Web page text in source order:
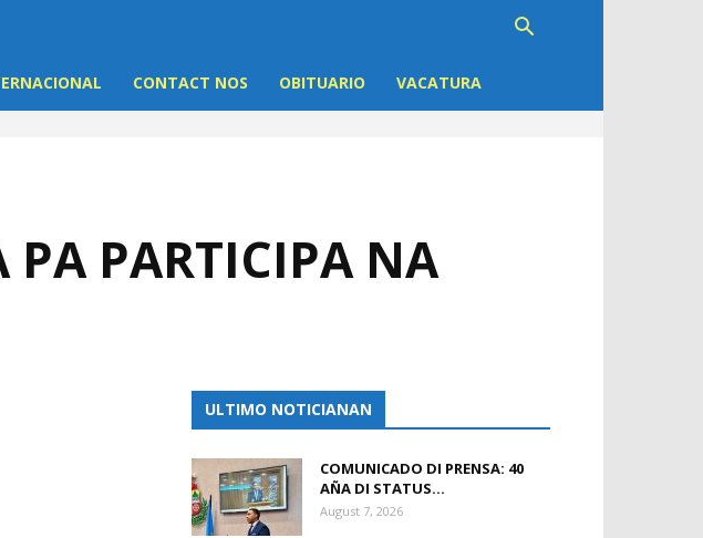
CONTACT NOS OBITUARIO VACATURA
PA PARTICIPA NA
ULTIMO NOTICIANAN
COMUNICADO DI PRENSA: 40
AÑA DI STATUS...
August 7, 2026